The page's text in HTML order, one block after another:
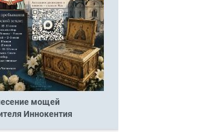
мощей
Иннокентия